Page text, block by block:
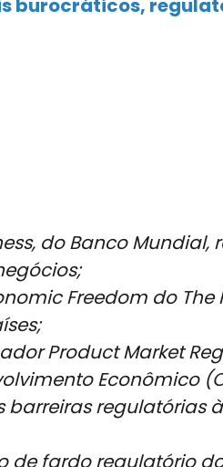
burocráticos,
do Banco
Freedom do The
Product Market
Econômico
regulatórias
fardo regulatório